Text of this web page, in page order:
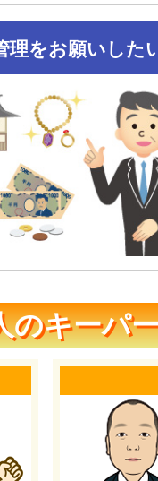
理をお願いした
のキーパ